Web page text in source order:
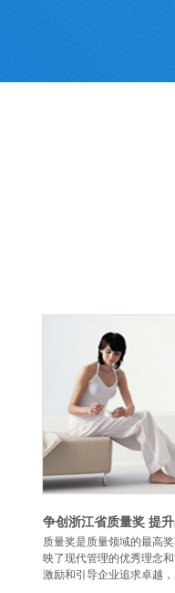
争创浙江省质量奖 提
质量奖是质量领域的最高
映了现代管理的优秀理念
激励和引导企业追求卓越